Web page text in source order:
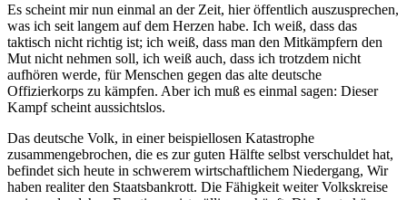
Es scheint mir nun einmal an der Zeit, hier öffentlich auszusprechen,
was ich seit langem auf dem Herzen habe. Ich weiß, dass das
taktisch nicht richtig ist; ich weiß, dass man den Mitkämpfern den
Mut nicht nehmen soll, ich weiß auch, dass ich trotzdem nicht
aufhören werde, für Menschen gegen das alte deutsche
Offizierkorps zu kämpfen. Aber ich muß es einmal sagen: Dieser
Kampf scheint aussichtslos.
Das deutsche Volk, in einer beispiellosen Katastrophe
zusammengebrochen, die es zur guten Hälfte selbst verschuldet hat,
befindet sich heute in schwerem wirtschaftlichem Niedergang, Wir
haben realiter den Staatsbankrott. Die Fähigkeit weiter Volkskreise